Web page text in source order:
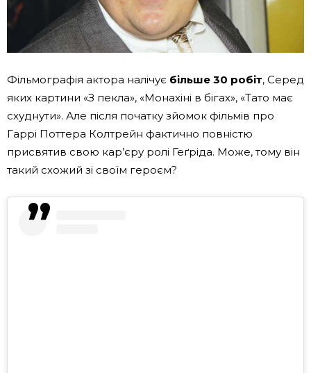
Фільмографія актора налічує більше 30 робіт, Серед
яких картини «З пекла», «Монахіні в бігах», «Тато має
схуднути». Але після початку зйомок фільмів про
Гаррі Поттера Колтрейн фактично повністю
присвятив свою кар’єру ролі Геґріда. Може, тому він
такий схожий зі своїм героєм?